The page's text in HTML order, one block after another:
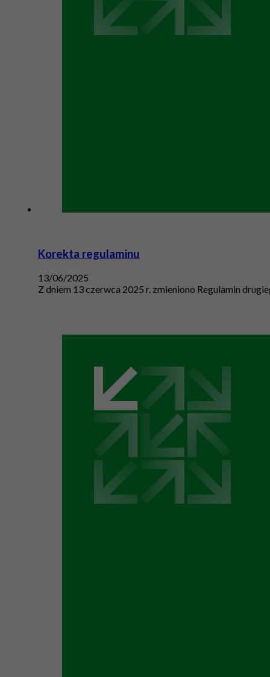
Korekta regulaminu
13/06/2025
Z dniem 13 czerwca 2025 r. zmieniono Regulamin